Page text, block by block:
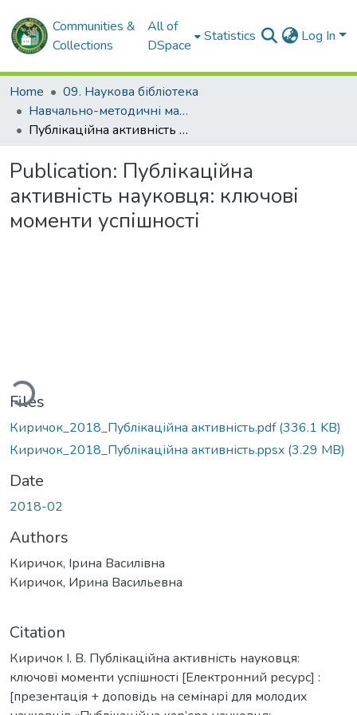
Communities &
Collections
All of
DSpace
Statistics Log In
Home
09. Наукова бібліотека
Навчально-методичні матеріали. Наукова бібліотека
Публікаційна активність науковця: ключові моменти успішності
Publication: Публікаційна
активність науковця: ключові
моменти успішності
Files
Киричок_2018_Публікаційна активність.pdf(336.1 KB)
Киричок_2018_Публікаційна активність.ppsx (3.29 MB)
Date
2018-02
Authors
Киричок, Ірина Василівна
Киричок, Ирина Васильевна
Citation
Киричок І. В. Публікаційна активність науковця:
ключові моменти успішності [Електронний ресурс] :
[презентація + доповідь на семінарі для молодих